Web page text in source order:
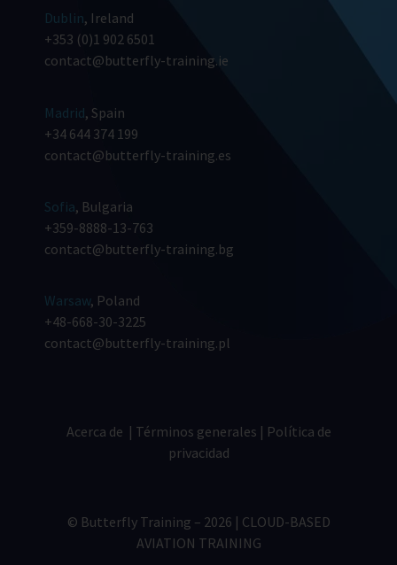
Dublin, Ireland
+353 (0)1 902 6501
contact@butterfly-training.ie
Madrid, Spain
+34 644 374 199
contact@butterfly-training.es
Sofia, Bulgaria
+359-8888-13-763
contact@butterfly-training.bg
Warsaw, Poland
+48-668-30-3225
contact@butterfly-training.pl
Acerca de | Términos generales | Política de
privacidad
© Butterfly Training – 2026 | CLOUD-BASED
AVIATION TRAINING